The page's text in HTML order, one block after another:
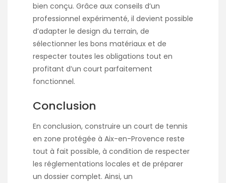
bien conçu. Grâce aux conseils d’un
professionnel expérimenté, il devient possible
d’adapter le design du terrain, de
sélectionner les bons matériaux et de
respecter toutes les obligations tout en
profitant d’un court parfaitement
fonctionnel.
Conclusion
En conclusion, construire un court de tennis
en zone protégée à Aix-en-Provence reste
tout à fait possible, à condition de respecter
les réglementations locales et de préparer
un dossier complet. Ainsi, un